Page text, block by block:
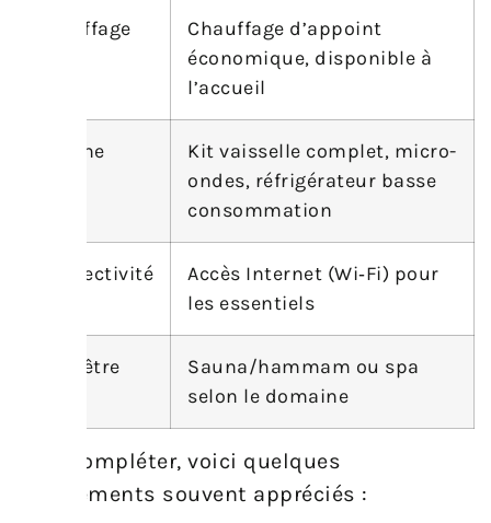
Chauffage
Chauffage d’appoint
économique, disponible à
l’accueil
Cuisine
Kit vaisselle complet, micro-
ondes, réfrigérateur basse
consommation
Connectivité
Accès Internet (Wi‑Fi) pour
les essentiels
Bien‑être
Sauna/hammam ou spa
selon le domaine
Pour compléter, voici quelques
équipements souvent appréciés :